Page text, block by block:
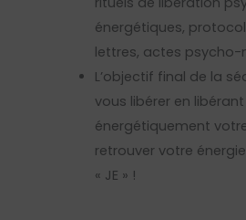
énergétiques,
lettres, actes psycho-
L’objectif final de la
vous libérer en libérant
énergétiquement
retrouver votre
« JE » !